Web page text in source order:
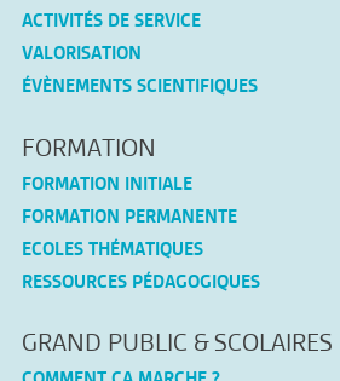
ACTIVITÉS DE SERVICE
VALORISATION
ÉVÈNEMENTS SCIENTIFIQUES
FORMATION
FORMATION INITIALE
FORMATION PERMANENTE
ECOLES THÉMATIQUES
RESSOURCES PÉDAGOGIQUES
GRAND PUBLIC & SCOLAIRES